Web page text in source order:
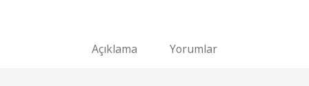
Açıklama Yorumlar